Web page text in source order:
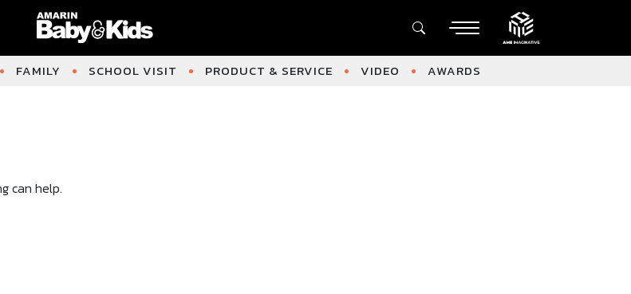
FAMILY SCHOOL VISIT PRODUCT & SERVICE VIDEO AWARDS
can help.